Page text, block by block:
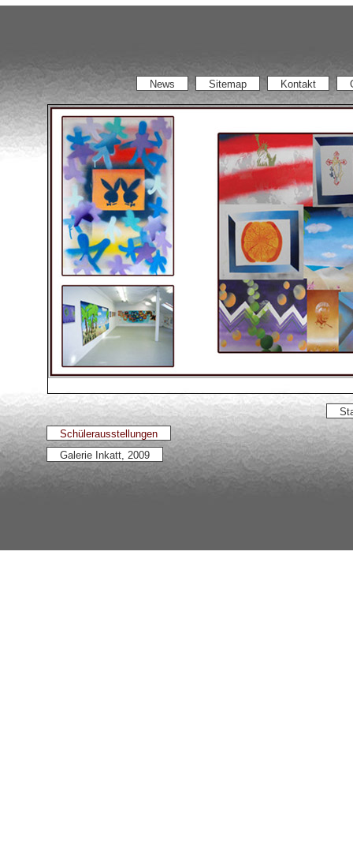
News Sitemap Kontakt
Schülerausstellungen
Galerie Inkatt, 2009